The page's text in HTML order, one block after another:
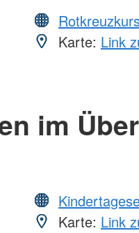
Karte: Link
im
Karte: Link